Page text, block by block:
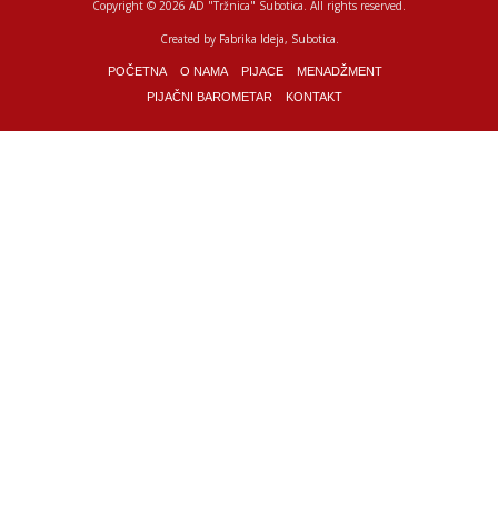
Copyright © 2026 AD "Tržnica" Subotica. All rights reserved.
Created by Fabrika Ideja, Subotica.
POČETNA O NAMA PIJACE
MENADŽMENT
PIJAČNI BAROMETAR
KONTAKT